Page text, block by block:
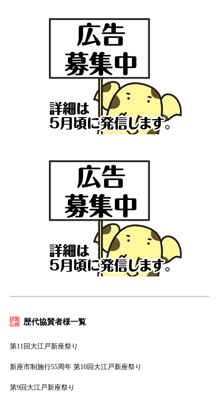
歴代協賛者様一覧
第11回大江戸新座祭り
新座市制施行55周年 第10回大江戸新座祭り
第9回大江戸新座祭り